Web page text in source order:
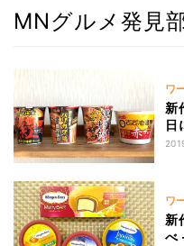
MNグルメ発見
ワ
新
日
ワ
新
べ